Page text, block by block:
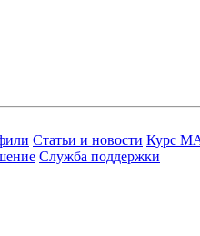
Статьи и новости Курс
Служба поддержки